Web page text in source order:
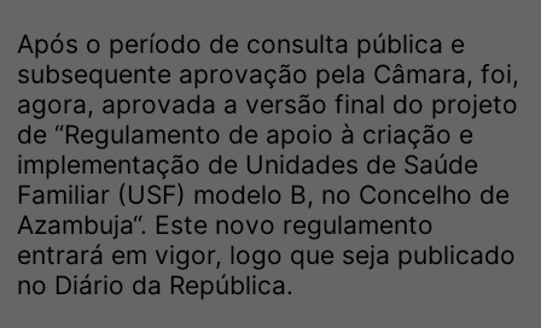
Após o período de consulta pública e
subsequente aprovação pela Câmara, foi,
agora, aprovada a versão final do projeto
de “Regulamento de apoio à criação e
implementação de Unidades de Saúde
Familiar (USF) modelo B, no Concelho de
Azambuja“. Este novo regulamento
entrará em vigor, logo que seja publicado
no Diário da República.